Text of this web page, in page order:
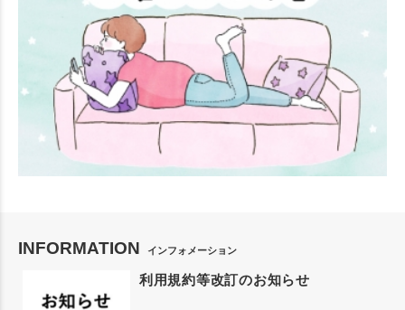
INFORMATION インフォメーション
利用規約等改訂のお知らせ